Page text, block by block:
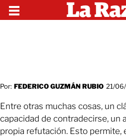
Por: FEDERICO GUZMÁN RUBIO 21/
Entre otras muchas cosas, un
capacidad de contradecirse, un
propia refutación. Esto permite,